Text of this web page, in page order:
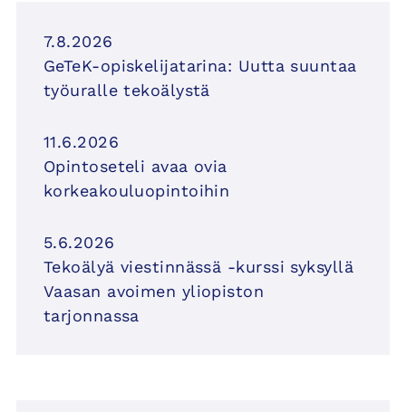
7.8.2026
GeTeK-opiskelijatarina: Uutta suuntaa
työuralle tekoälystä
11.6.2026
Opintoseteli avaa ovia
korkeakouluopintoihin
5.6.2026
Tekoälyä viestinnässä -kurssi syksyllä
Vaasan avoimen yliopiston
tarjonnassa